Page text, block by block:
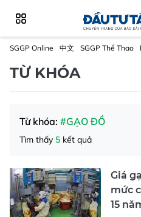
SGGP Online 中文 SGGP Thể Thao
TỪ KHÓA
Từ khóa: #GẠO ĐỒ
Tìm thấy 5 kết quả
Giá
mức
15